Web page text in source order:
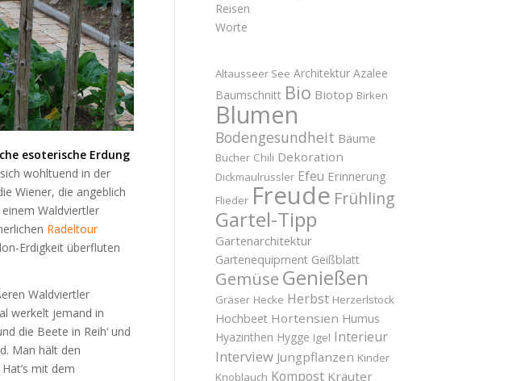
esoterische Erdung
wohltuend in der
Wiener, die angeblich
Waldviertler
Radeltour
Erdigkeit überfluten
Waldviertler
werkelt jemand in
die Beete in Reih‘ und
Man hält den
mit dem
Reisen
Worte
Altausseer See Architektur Azalee
Baumschnitt Bio Biotop Birken
Blumen
Bodengesundheit Bäume
Bücher Chili Dekoration
Dickmaulrüssler Efeu Erinnerung
Flieder Freude Frühling
Gartel-Tipp
Gartenarchitektur
Gartenequipment Geißblatt
Gemüse Genießen
Gräser Hecke Herbst Herzerlstock
Hochbeet Hortensien Humus
Hyazinthen Hygge Igel Interieur
Interview Jungpflanzen Kinder
Knoblauch Kompost Kräuter